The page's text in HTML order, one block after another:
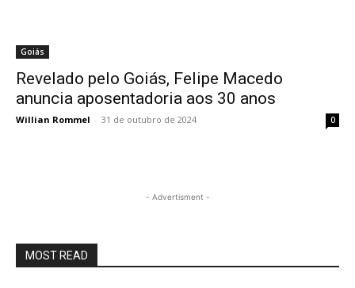
Goiás
Revelado pelo Goiás, Felipe Macedo
anuncia aposentadoria aos 30 anos
Willian Rommel - 31 de outubro de 2024 0
- Advertisment -
MOST READ